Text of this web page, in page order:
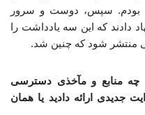
بودم. سپس، دوست و سرور
دادند که این سه یادداشت را
منتشر شود که چنین شد.
چه منابع و مآخذی دسترسی
جدیدی ارائه دادید یا همان